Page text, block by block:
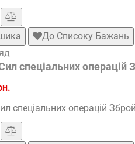
До Списоку Бажань
спеціальних операцій
спеціальних операцій